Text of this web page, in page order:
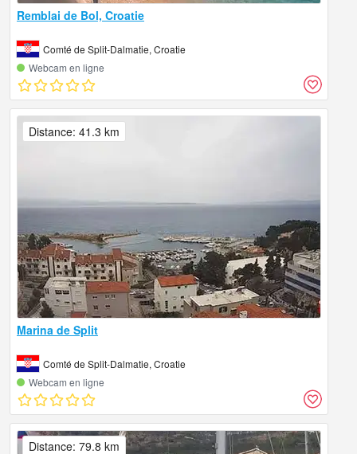
Remblai de Bol, Croatie
Comté de Split-Dalmatie, Croatie
Webcam en ligne
Marina de Split
Comté de Split-Dalmatie, Croatie
Webcam en ligne
Distance: 41.3 km
Distance: 79.8 km